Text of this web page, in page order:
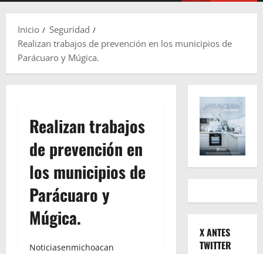
Inicio
Seguridad
Realizan trabajos de prevención en los municipios de
Parácuaro y Múgica.
Realizan trabajos
de prevención en
los municipios de
Parácuaro y
Múgica.
Noticiasenmichoacan
X ANTES
TWITTER